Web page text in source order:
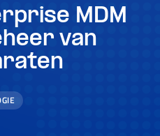
MDM
van